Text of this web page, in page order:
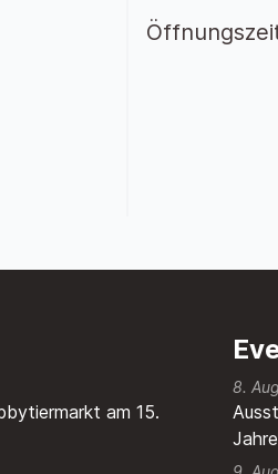
am 15.
8.